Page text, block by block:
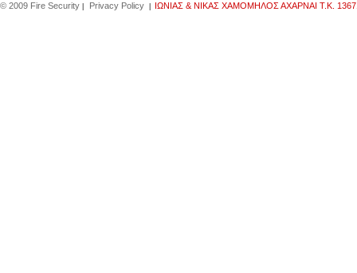
© 2009 Fire Security Privacy Policy IΩΝΙΑΣ & ΝΙΚΑΣ ΧΑΜΟΜΗΛΟΣ ΑΧΑΡΝΑΙ Τ.Κ.